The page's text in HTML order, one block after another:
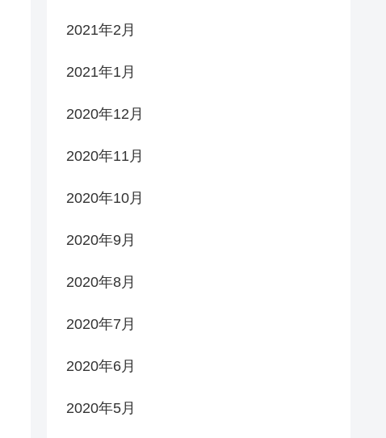
2021年2月
2021年1月
2020年12月
2020年11月
2020年10月
2020年9月
2020年8月
2020年7月
2020年6月
2020年5月